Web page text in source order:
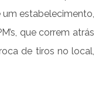
estabelecimento,
que correm atrás
de tiros no local,